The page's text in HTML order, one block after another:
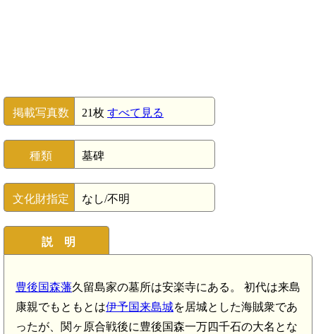
掲載写真数 21枚 すべて見る
種類 墓碑
文化財指定 なし/不明
説 明
豊後国森藩久留島家の墓所は安楽寺にある。 初代は来島
康親でもともとは伊予国来島城を居城とした海賊衆であ
ったが、関ヶ原合戦後に豊後国森一万四千石の大名とな